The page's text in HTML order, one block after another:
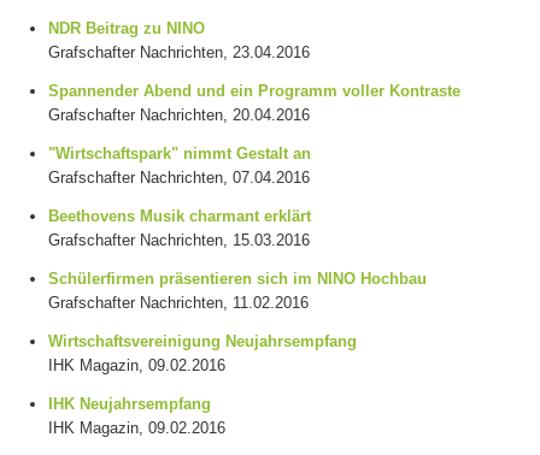
NDR Beitrag zu NINO
Grafschafter Nachrichten, 23.04.2016
Spannender Abend und ein Programm voller Kontraste
Grafschafter Nachrichten, 20.04.2016
"Wirtschaftspark" nimmt Gestalt an
Grafschafter Nachrichten, 07.04.2016
Beethovens Musik charmant erklärt
Grafschafter Nachrichten, 15.03.2016
Schülerfirmen präsentieren sich im NINO Hochbau
Grafschafter Nachrichten, 11.02.2016
Wirtschaftsvereinigung Neujahrsempfang
IHK Magazin, 09.02.2016
IHK Neujahrsempfang
IHK Magazin, 09.02.2016